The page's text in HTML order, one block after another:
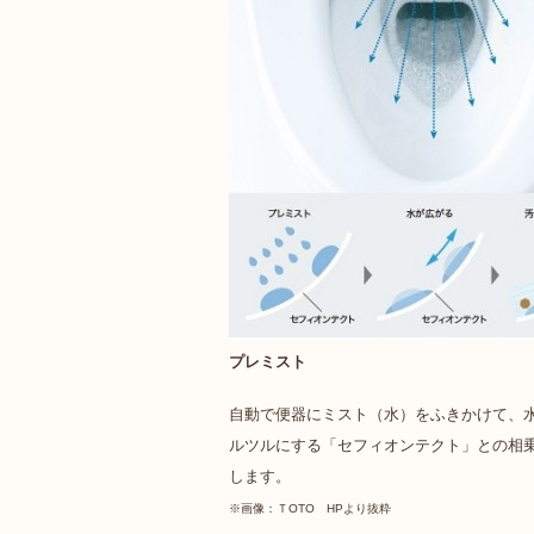
プレミスト
自動で便器にミスト（水）をふきかけて、
ルツルにする「セフィオンテクト」との相
します。
※画像：ＴOTO HPより抜粋